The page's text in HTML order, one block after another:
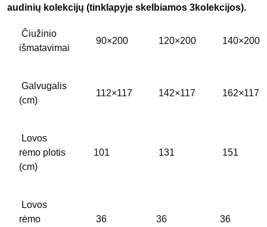
audinių kolekcijų (tinklapyje skelbiamos 3kolekcijos).
Čiužinio
išmatavimai
90×200 120×200 140×200
Galvugalis
(cm)
112×117 142×117 162×117
Lovos
rėmo plotis
(cm)
101 131 151
Lovos
rėmo
36 36 36